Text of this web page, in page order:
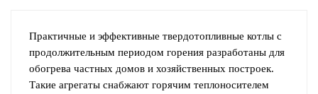
Практичные и эффективные твердотопливные котлы с
продолжительным периодом горения разработаны для
обогрева частных домов и хозяйственных построек.
Такие агрегаты снабжают горячим теплоносителем